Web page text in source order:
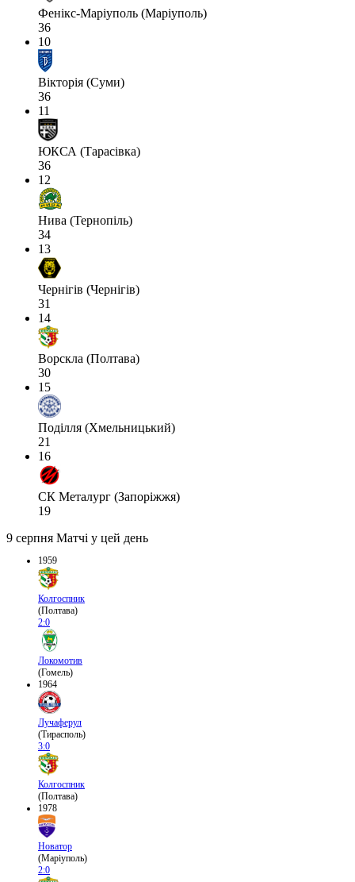
Фенікс-Маріуполь (Маріуполь)
36
10
Вікторія (Суми)
36
11
ЮКСА (Тарасівка)
36
12
Нива (Тернопіль)
34
13
Чернігів (Чернігів)
31
14
Ворскла (Полтава)
30
15
Поділля (Хмельницький)
21
16
СК Металург (Запоріжжя)
19
9 серпня Матчі у цей день
1959
Колгоспник
(Полтава)
2:0
Локомотив
(Гомель)
1964
Лучаферул
(Тирасполь)
3:0
Колгоспник
(Полтава)
1978
Новатор
(Маріуполь)
2:0